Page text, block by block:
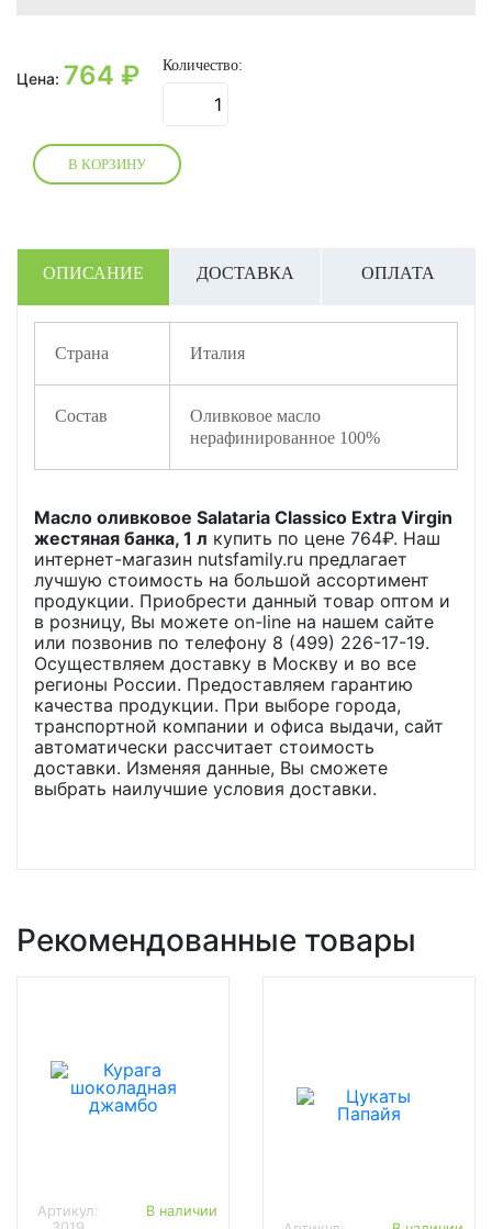
Цена: 764 ₽ Количество:
В КОРЗИНУ
ОПИСАНИЕ ДОСТАВКА ОПЛАТА
Страна Италия
Состав
Оливковое масло
нерафинированное 100%
Масло оливковое Salataria Classico Extra Virgin
жестяная банка, 1 л купить по цене 764₽. Наш
интернет-магазин nutsfamily.ru предлагает
лучшую стоимость на большой ассортимент
продукции. Приобрести данный товар оптом и
в розницу, Вы можете on-line на нашем сайте
или позвонив по телефону 8 (499) 226-17-19.
Осуществляем доставку в Москву и во все
регионы России. Предоставляем гарантию
качества продукции. При выборе города,
транспортной компании и офиса выдачи, сайт
автоматически рассчитает стоимость
доставки. Изменяя данные, Вы сможете
выбрать наилучшие условия доставки.
Рекомендованные товары
Артикул:
В наличии